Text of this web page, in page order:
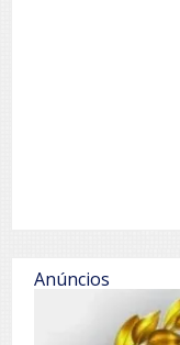
Anúncios